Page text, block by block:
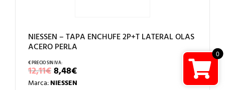
NIESSEN – TAPA ENCHUFE 2P+T LATERAL OLAS
ACERO PERLA
12,11€EL
PRECIO
ORIGINAL
8,48€EL
PRECIO
ACTUAL
Marca:NIESSEN
0